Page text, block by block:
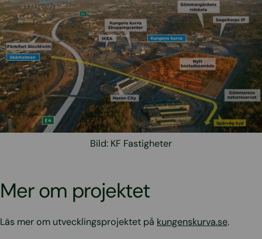
Bild: KF Fastigheter
Mer om projektet
Läs mer om utvecklingsprojektet på kungenskurva.se.